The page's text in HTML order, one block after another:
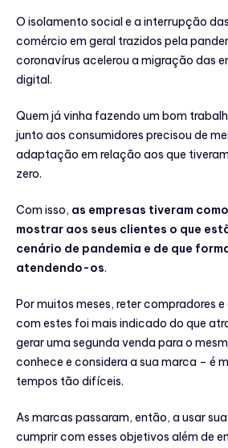
O isolamento social e a interrupção
comércio em geral trazidos pela
coronavírus acelerou a migração das
digital.
Quem já vinha fazendo um bom
junto aos consumidores precisou de
adaptação em relação aos que
zero.
Com isso, as empresas tiveram
mostrar aos seus clientes o que
cenário de pandemia e de que
atendendo-os.
Por muitos meses, reter compradores
com estes foi mais indicado do que
gerar uma segunda venda para o
conhece e considera a sua marca – é
tempos tão difíceis.
As marcas passaram, então, a usar
cumprir com esses objetivos além de